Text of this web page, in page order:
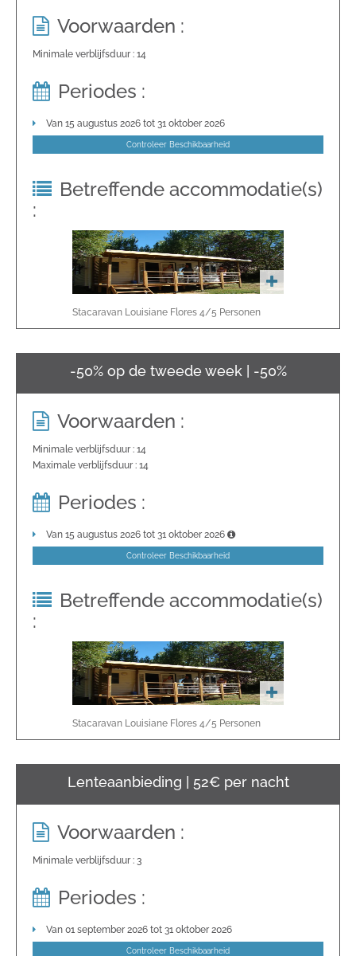
Voorwaarden :
Minimale verblijfsduur : 14
Periodes :
Van 15 augustus 2026 tot 31 oktober 2026
Controleer Beschikbaarheid
Betreffende accommodatie(s)
:
Stacaravan Louisiane Flores 4/5 Personen
-50% op de tweede week | -50%
Voorwaarden :
Minimale verblijfsduur : 14
Maximale verblijfsduur : 14
Periodes :
Van 15 augustus 2026 tot 31 oktober 2026
Controleer Beschikbaarheid
Betreffende accommodatie(s)
:
Stacaravan Louisiane Flores 4/5 Personen
Lenteaanbieding | 52€ per nacht
Voorwaarden :
Minimale verblijfsduur : 3
Periodes :
Van 01 september 2026 tot 31 oktober 2026
Controleer Beschikbaarheid